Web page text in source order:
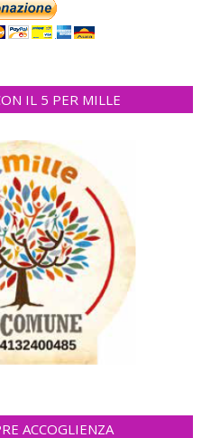
IL 5 PER MILLE
ACCOGLIENZA